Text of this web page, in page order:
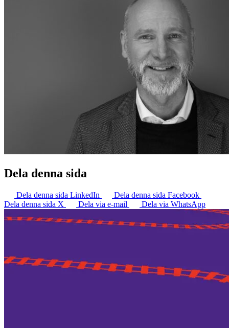
Dela denna sida
Dela denna sida LinkedIn
Dela denna sida Facebook
Dela denna sida X
Dela via e-mail Dela via WhatsApp